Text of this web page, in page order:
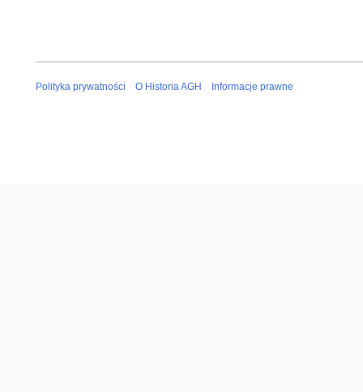
Polityka prywatności O Historia AGH Informacje prawne